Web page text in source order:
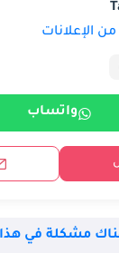
الإعلانات
واتساب
مشكلة في هذا